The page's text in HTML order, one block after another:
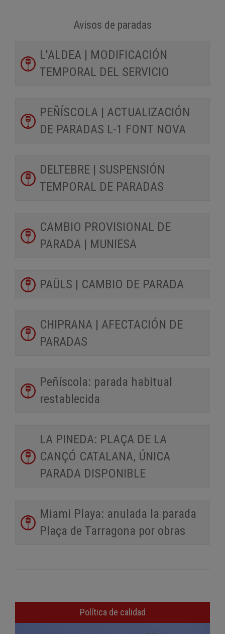
Avisos de paradas
L'ALDEA | MODIFICACIÓN
TEMPORAL DEL SERVICIO
PEÑÍSCOLA | ACTUALIZACIÓN
DE PARADAS L-1 FONT NOVA
DELTEBRE | SUSPENSIÓN
TEMPORAL DE PARADAS
CAMBIO PROVISIONAL DE
PARADA | MUNIESA
PAÜLS | CAMBIO DE PARADA
CHIPRANA | AFECTACIÓN DE
PARADAS
Peñíscola: parada habitual
restablecida
LA PINEDA: PLAÇA DE LA
CANÇÓ CATALANA, ÚNICA
PARADA DISPONIBLE
Miami Playa: anulada la parada
Plaça de Tarragona por obras
Política de calidad